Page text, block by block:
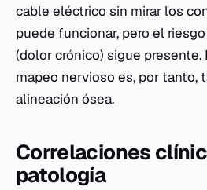
cable eléctrico sin mirar los
puede funcionar, pero el
(dolor crónico) sigue presente.
mapeo nervioso es, por tanto,
alineación ósea.
Correlaciones
patología